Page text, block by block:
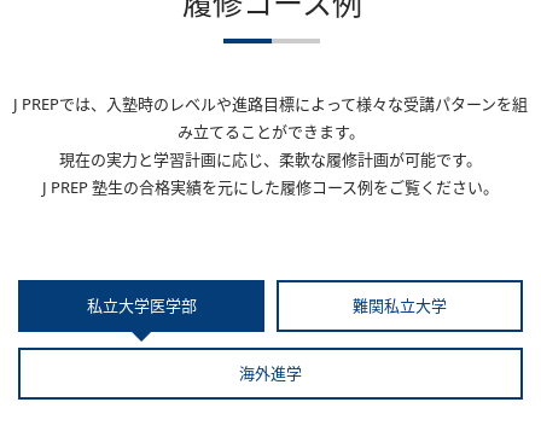
J PREPでは、入塾時のレベルや進路目標によって様々な受講パターンを組
み立てることができます。
現在の実力と学習計画に応じ、柔軟な履修計画が可能です。
J PREP 塾生の合格実績を元にした履修コース例をご覧ください。
私立大学医学部 難関私立大学
海外進学